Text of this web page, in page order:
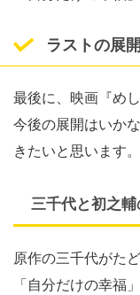
ラストの展
最後に、映画『め
今後の展開はいか
きたいと思います。
三千代と初之
原作の三千代がた
「自分だけの幸福